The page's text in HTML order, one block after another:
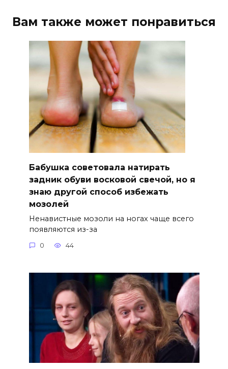
Вам также может понравиться
Бабушка советовала натирать
задник обуви восковой свечой, но я
знаю другой способ избежать
мозолей
Ненавистные мозоли на ногах чаще всего
появляются из-за
0 44